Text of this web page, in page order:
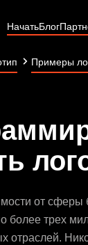
НачатьБлог
Примеры
от сферы
более трех
отраслей.